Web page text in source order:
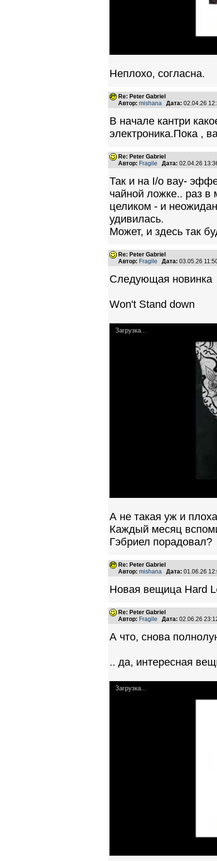
Неплохо, согласна.
Re: Peter Gabriel
Автор: mishana Дата: 02.04.26
В начале кантри
электроника.Пока ,
Re: Peter Gabriel
Автор: Fragile Дата: 02.04.26
Так и на I/o вау-
чайной ложке.. раз
целиком - и
удивилась.
Может, и здесь так
Re: Peter Gabriel
Автор: Fragile Дата: 03.05.26
Следующая новинка
Won't Stand down
Загрузка...
А не такая уж и
Каждый месяц
Гэбриел порадовал?
Re: Peter Gabriel
Автор: mishana Дата: 01.06.26
Новая вещица Hard
Re: Peter Gabriel
Автор: Fragile Дата: 02.06.26
А что, снова
.. да, интересная
Загрузка...